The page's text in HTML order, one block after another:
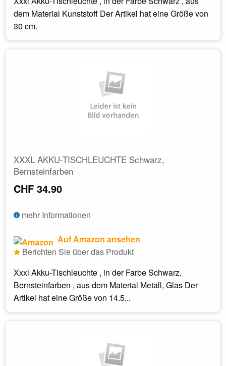
dem Material Kunststoff Der Artikel hat eine Größe von
30 cm.
XXXL AKKU-TISCHLEUCHTE Schwarz,
Bernsteinfarben
CHF 34.90
mehr Informationen
Auf Amazon ansehen
Berichten Sie über das Produkt
Xxxl Akku-Tischleuchte , in der Farbe Schwarz,
Bernsteinfarben , aus dem Material Metall, Glas Der
Artikel hat eine Größe von 14.5...